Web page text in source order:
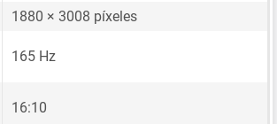
1880 × 3008 píxeles
165 Hz
16:10